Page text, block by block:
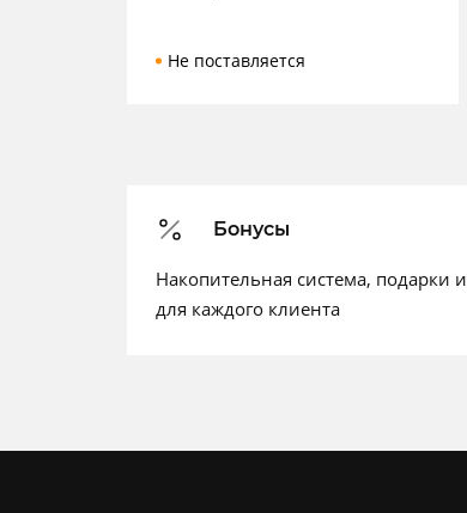
Не поставляется
Бонусы
Накопительная система, подарки
для каждого клиента